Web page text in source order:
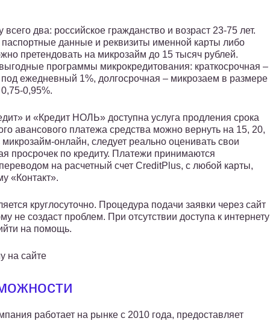
два: российское гражданство и возраст 23-75 лет.
данные и реквизиты именной карты либо
претендовать на микрозайм до 15 тысяч рублей.
программы микрокредитования: краткосрочная –
ежедневный 1%, долгосрочная – микрозаем в размере
0,95%.
и «Кредит НОЛЬ» доступна услуга продления срока
авансового платежа средства можно вернуть на 15, 20,
онлайн, следует реально оценивать свои
просрочек по кредиту. Платежи принимаются
на расчетный счет CreditPlus, с любой карты,
«Контакт».
круглосуточно. Процедура подачи заявки через сайт
не создаст проблем. При отсутствии доступа к интернету
на помощь.
на сайте
работает на рынке с 2010 года, предоставляет